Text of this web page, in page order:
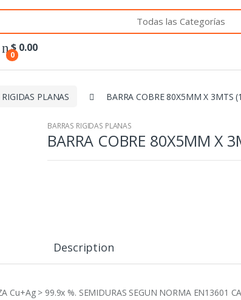
0
$ 0.00
RIGIDAS PLANAS BARRA COBRE 80X5MM X 3MTS
BARRAS RIGIDAS PLANAS
BARRA COBRE 80X5MM X
Description
Cu+Ag > 99.9x %. SEMIDURAS SEGUN NORMA EN13601